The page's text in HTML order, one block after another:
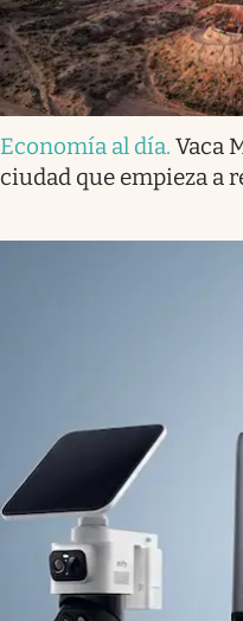
Economía al día. Vaca
ciudad que empieza a